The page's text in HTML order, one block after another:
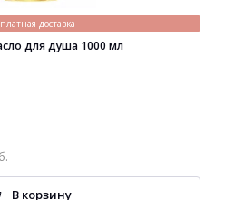
доставка
для душа 1000 мл
В корзину